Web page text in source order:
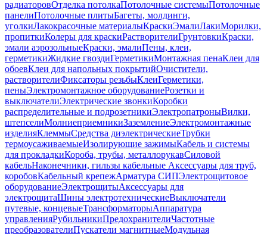
радиаторовОтделка потолкаПотолочные системыПотолочные
панелиПотолочные плитыБагеты, молдинги,
уголкиЛакокрасочные материалыКраскиЭмалиЛакиМорилки,
пропиткиКолеры для краскиРастворителиГрунтовкиКраски,
эмали аэрозольныеКраски, эмалиПены, клеи,
герметикиЖидкие гвоздиГерметикиМонтажная пенаКлеи для
обоевКлеи для напольных покрытийОчистители,
растворителиФиксаторы резьбыКлеиГерметики,
пеныЭлектромонтажное оборудованиеРозетки и
выключателиЭлектрические звонкиКоробки
распределительные и подрозетникиЭлектропатроныВилки,
штепселиМолниеприемникиЗаземлениеЭлектромонтажные
изделияКлеммыСредства диэлектрическиеТрубки
термоусаживаемыеИзолирующие зажимыКабель и системы
для прокладкиКороба, трубы, металлорукавСиловой
кабельНаконечники, гильзы кабельные Аксессуары для труб,
коробовКабельный крепежАрматура СИПЭлектрощитовое
оборудованиеЭлектрощитыАксессуары для
электрощитаШины электротехническиеВыключатели
путевые, концевыеТрансформаторыАппаратура
управленияРубильникиПредохранителиЧастотные
преобразователиПускатели магнитныеМодульная